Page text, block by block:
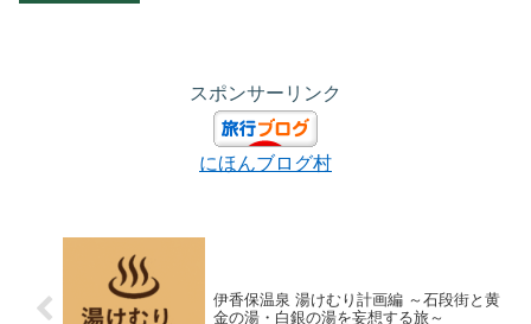
スポンサーリンク
にほんブログ村
伊香保温泉 湯けむり計画編 ～石段街と黄
金の湯・白銀の湯を妄想する旅～